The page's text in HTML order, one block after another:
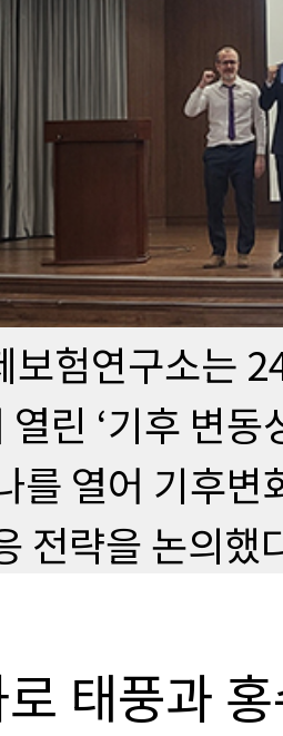
험연구소는
린 ‘기후 변
를 열어 기후
전략을 논의
태풍과